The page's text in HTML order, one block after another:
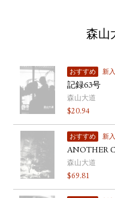
森山
おすすめ 新
記録63号
森山大道
$20.94
おすすめ 新
ANOTHER
森山大道
$69.81